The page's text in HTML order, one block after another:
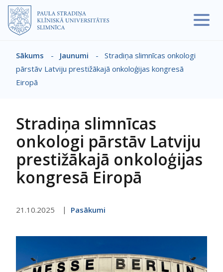
Pārlekt uz galveno saturu
Atpakaļceļš
Sākums - Jaunumi -
Stradiņa slimnīcas onkologi
pārstāv Latviju prestižākajā onkoloģijas kongresā
Eiropā
Stradiņa slimnīcas
onkologi pārstāv Latviju
prestižākajā onkoloģijas
kongresā Eiropā
21.10.2025 Pasākumi